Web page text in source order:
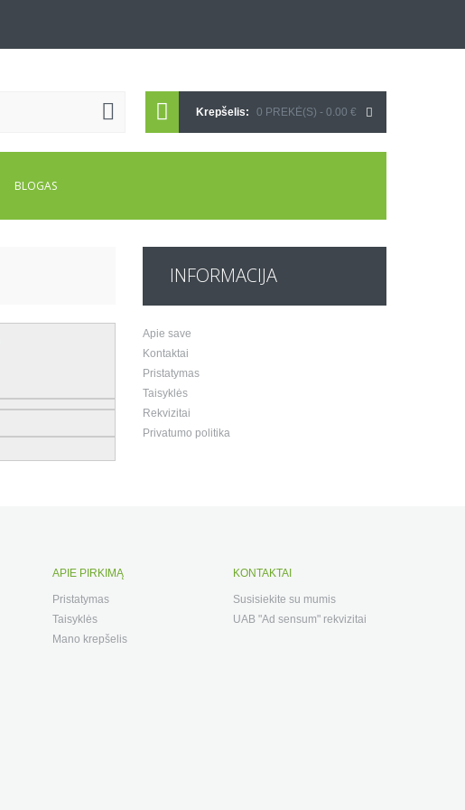
Krepšelis: 0 PREKĖ(S) - 0.00 €
BLOGAS
INFORMACIJA
Apie save
Kontaktai
Pristatymas
Taisyklės
Rekvizitai
Privatumo politika
APIE PIRKIMĄ
Pristatymas
Taisyklės
Mano krepšelis
KONTAKTAI
Susisiekite su mumis
UAB "Ad sensum" rekvizitai